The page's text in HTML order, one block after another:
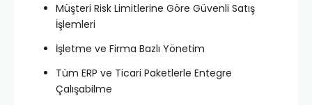
Müşteri Risk Limitlerine Göre Güvenli Satış
İşlemleri
İşletme ve Firma Bazlı Yönetim
Tüm ERP ve Ticari Paketlerle Entegre
Çalışabilme